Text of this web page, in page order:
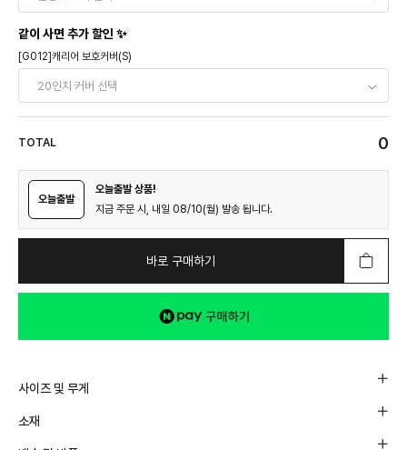
같이 사면 추가 할인 ✨
[G012]캐리어 보호커버(S)
TOTAL 0
오늘출발
오늘출발 상품!
지금 주문 시, 내일 08/10(월) 발송 됩니다.
바로 구매하기
사이즈 및 무게
소재